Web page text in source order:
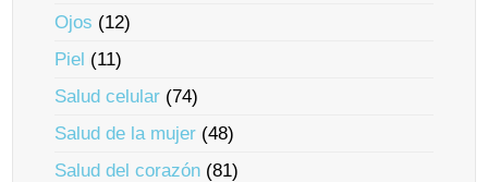
Ojos (12)
Piel (11)
Salud celular (74)
Salud de la mujer (48)
Salud del corazón (81)